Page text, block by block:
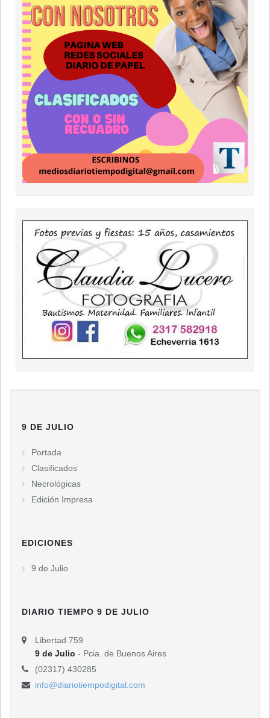
9 DE JULIO
Portada
Clasificados
Necrológicas
Edición Impresa
EDICIONES
9 de Julio
DIARIO TIEMPO 9 DE JULIO
Libertad 759
9 de Julio - Pcia. de Buenos Aires
(02317) 430285
info@diariotiempodigital.com